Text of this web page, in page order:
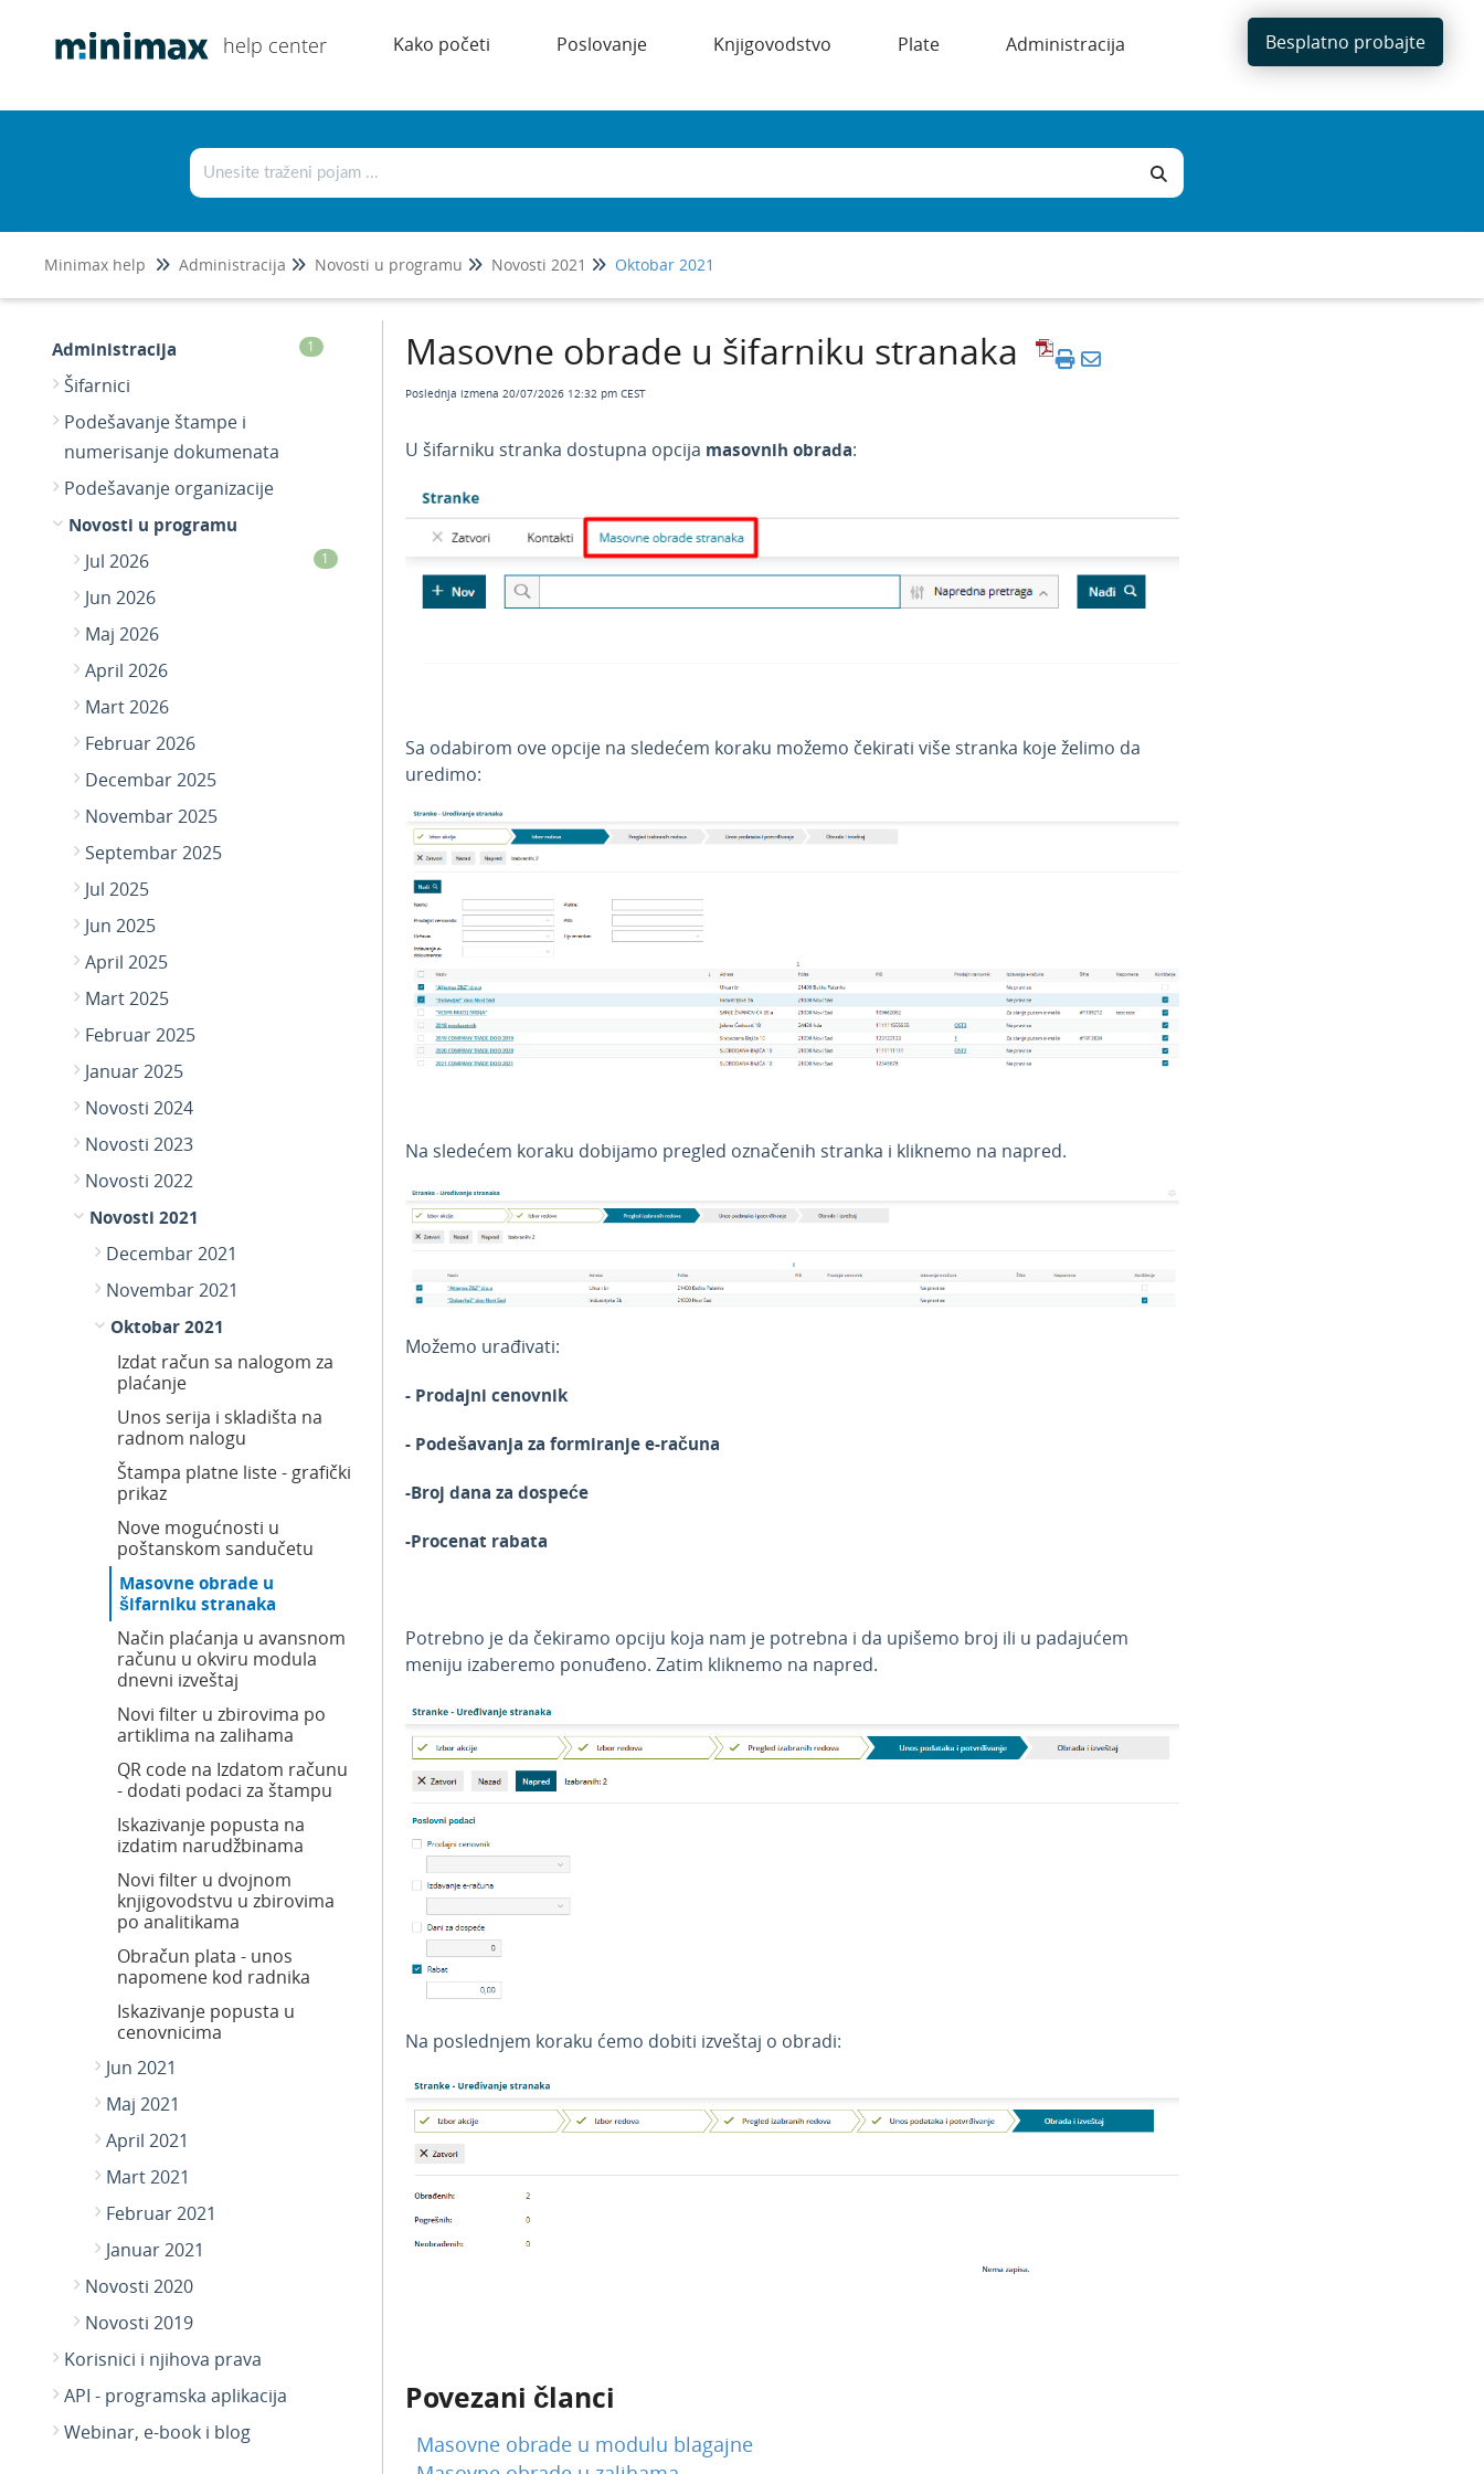
help center Kako početi Poslovanje Knjigovodstvo Plate Administracija Besplatno probajte
Minimax help Administracija Novosti u programu Novosti 2021 Oktobar 2021
Administracija 1
Šifarnici
Podešavanje štampe i
numerisanje dokumenata
Podešavanje organizacije
Novosti u programu
Jul 2026
1
Jun 2026
Maj 2026
April 2026
Mart 2026
Februar 2026
Decembar 2025
Novembar 2025
Septembar 2025
Jul 2025
Jun 2025
April 2025
Mart 2025
Februar 2025
Januar 2025
Novosti 2024
Novosti 2023
Novosti 2022
Novosti 2021
Decembar 2021
Novembar 2021
Oktobar 2021
Izdat račun sa nalogom za
plaćanje
Unos serija i skladišta na
radnom nalogu
Štampa platne liste - grafički
prikaz
Nove mogućnosti u
poštanskom sandučetu
Masovne obrade u
šifarniku stranaka
Način plaćanja u avansnom
računu u okviru modula
dnevni izveštaj
Novi filter u zbirovima po
artiklima na zalihama
QR code na Izdatom računu
- dodati podaci za štampu
Iskazivanje popusta na
izdatim narudžbinama
Novi filter u dvojnom
knjigovodstvu u zbirovima
po analitikama
Obračun plata - unos
napomene kod radnika
Iskazivanje popusta u
cenovnicima
Jun 2021
Maj 2021
April 2021
Mart 2021
Februar 2021
Januar 2021
Novosti 2020
Novosti 2019
Korisnici i njihova prava
API - programska aplikacija
Webinar, e-book i blog
Masovne obrade u šifarniku stranaka
Poslednja izmena 20/07/2026 12:32 pm CEST
U šifarniku stranka dostupna opcija masovnih obrada:
Sa odabirom ove opcije na sledećem koraku možemo čekirati više stranka koje želimo da
uredimo:
Na sledećem koraku dobijamo pregled označenih stranka i kliknemo na napred.
Možemo urađivati:
- Prodajni cenovnik
- Podešavanja za formiranje e-računa
-Broj dana za dospeće
-Procenat rabata
Potrebno je da čekiramo opciju koja nam je potrebna i da upišemo broj ili u padajućem
meniju izaberemo ponuđeno. Zatim kliknemo na napred.
Na poslednjem koraku ćemo dobiti izveštaj o obradi:
Povezani članci
Masovne obrade u modulu blagajne